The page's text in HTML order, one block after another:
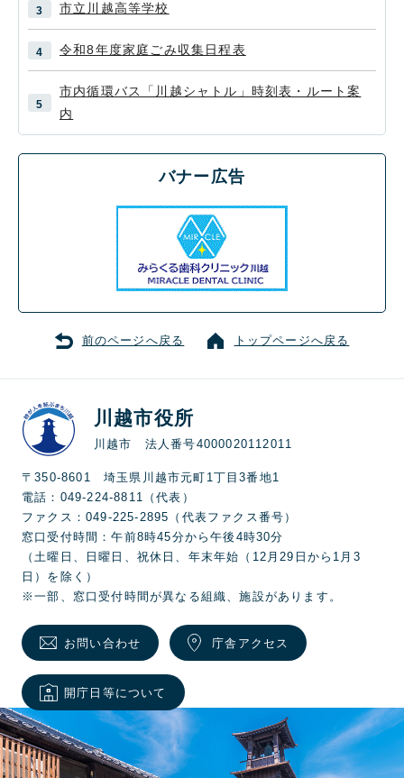
市立川越高等学校
令和8年度家庭ごみ収集日程表
市内循環バス「川越シャトル」時刻表・ルート案
内
バナー広告
前のページへ戻る トップページへ戻る
川越市役所
川越市 法人番号4000020112011
〒350-8601 埼玉県川越市元町1丁目3番地1
電話：049-224-8811（代表）
ファクス：049-225-2895（代表ファクス番号）
窓口受付時間：午前8時45分から午後4時30分
（土曜日、日曜日、祝休日、年末年始（12月29日から1月3
日）を除く）
※一部、窓口受付時間が異なる組織、施設があります。
お問い合わせ 庁舎アクセス
開庁日等について